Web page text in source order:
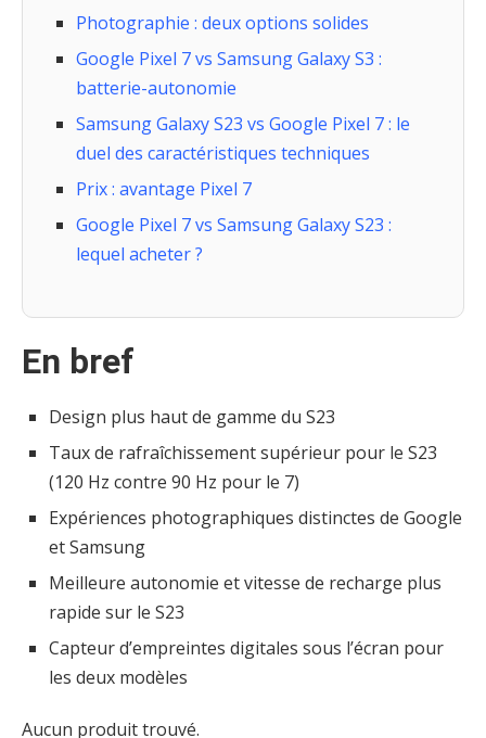
Photographie : deux options solides
Google Pixel 7 vs Samsung Galaxy S3 :
batterie-autonomie
Samsung Galaxy S23 vs Google Pixel 7 : le
duel des caractéristiques techniques
Prix : avantage Pixel 7
Google Pixel 7 vs Samsung Galaxy S23 :
lequel acheter ?
En bref
Design plus haut de gamme du S23
Taux de rafraîchissement supérieur pour le S23
(120 Hz contre 90 Hz pour le 7)
Expériences photographiques distinctes de Google
et Samsung
Meilleure autonomie et vitesse de recharge plus
rapide sur le S23
Capteur d’empreintes digitales sous l’écran pour
les deux modèles
Aucun produit trouvé.